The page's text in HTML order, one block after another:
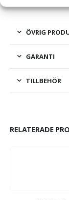
ÖVRIG
GARANTI
TILLBEHÖR
RELATERADE